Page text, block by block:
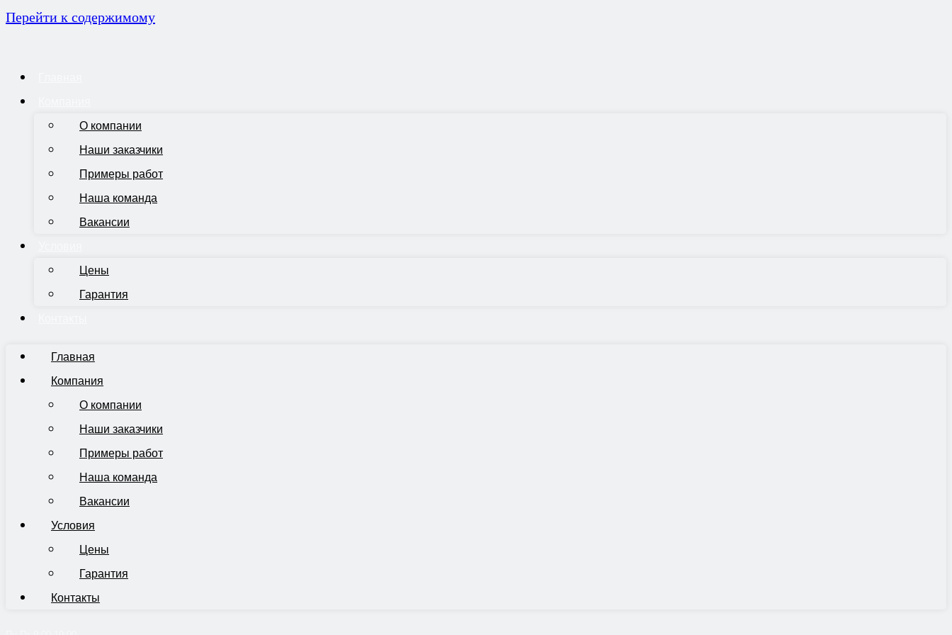
Перейти к содержимому
О компании
Наши заказчики
Примеры работ
Наша команда
Вакансии
Цены
Гарантия
Главная
Компания
О компании
Наши заказчики
Примеры работ
Наша команда
Вакансии
Условия
Цены
Гарантия
Контакты